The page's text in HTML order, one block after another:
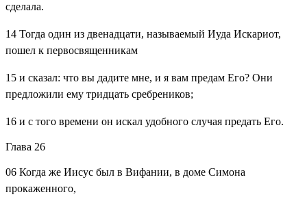
сделала.
14 Тогда один из двенадцати, называемый Иуда Искариот,
пошел к первосвященникам
15 и сказал: что вы дадите мне, и я вам предам Его? Они
предложили ему тридцать сребреников;
16 и с того времени он искал удобного случая предать Его.
Глава 26
06 Когда же Иисус был в Вифании, в доме Симона
прокаженного,